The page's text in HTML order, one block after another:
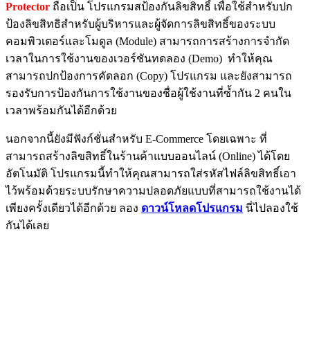
Protector ถือเป็น โปรแกรมสป้องกันลิขสิทธิ์ เพื่อใช้สำหรับปก
ป้องลิขสิทธิสำหรับผู้บริหารและผู้จัดการลิขสิทธิ์ของระบบ
คอมพิวเตอร์และโมดูล (Module) สามารถการสร้างการจำกัด
เวลาในการใช้งานของเวอร์ชันทดลอง (Demo) ทำให้คุณ
สามารถปกป้องการคัดลอก (Copy) โปรแกรม และยังสามารถ
รองรับการป้องกันการใช้งานของชื่อผู้ใช้งานที่ซ้ำกัน 2 คนใน
เวลาพร้อมกันได้อีกด้วย
นอกจากนี้ยังมีฟังก์ชั่นสำหรับ E-Commerce โดยเฉพาะ ที่
สามารถสร้างลิขสิทธิ์ในร้านค้าแบบออนไลน์ (Online) ได้โดย
อัตโนมัติ โปรแกรมนี้ทำให้คุณสามารถใส่รหัสไฟล์ลิขสิทธิ์เอา
ไว้พร้อมด้วยระบบรักษาความปลอดภัยแบบที่สามารถใช้งานได้
เพียงครั้งเดียวได้อีกด้วย ลอง ดาวน์โหลดโปรแกรม นี่ไปลองใช้
กันได้เลย